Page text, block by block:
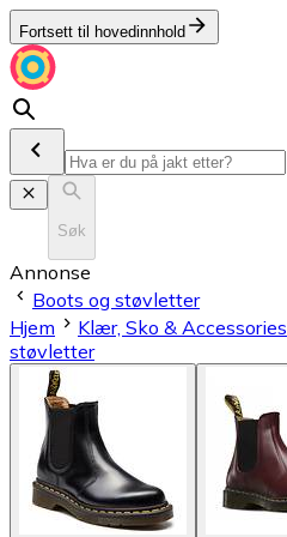
Fortsett til hovedinnhold
Søk
Annonse
Boots og støvletter
Hjem
Klær, Sko & Accessories
støvletter